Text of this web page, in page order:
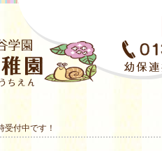
付中です！